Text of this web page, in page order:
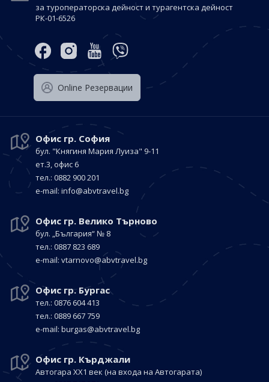
за туроператорска дейност и турагентска дейност
РК-01-6526
Оnline Резервации
Офис гр. София
бул. "Княгиня Мария Луиза" 9-11
ет.3, офис 6
тел.: 0882 900 201
е-mail: info@abvtravel.bg
Офис гр. Велико Търново
бул. „България“ № 8
тел.: 0887 823 689
е-mail: vtarnovo@abvtravel.bg
Офис гр. Бургас
тел.: 0876 604 413
тел.: 0889 667 759
е-mail: burgas@abvtravel.bg
Офис гр. Кърджали
Автогара ХХ1 век (на входа на Автогарата)